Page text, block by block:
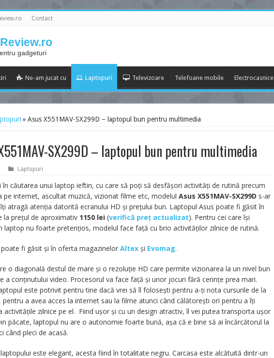
Contact
gadgeturi
Ne-am jucat cu Laptopuri Televizoare Telefoane mobile Electrocasnice
» Asus X551MAV-SX299D – laptopul bun pentru multimedia
SX299D – laptopul bun pentru multimedia
Laptopuri
în căutarea unui laptop ieftin, cu care să poți să desfășori activități de rutină precum
pe internet, ascultat muzică, vizionat filme etc, modelul Asus X551MAV-SX299D s-ar
atragă atenția datorită ecranului HD și prețului bun. Laptopul Asus poate fi găsit în
la prețul de aproximativ 1150 lei(verifică preț actualizat). Pentru cei care își
laptop nu foarte pretențios, modelul face față cu brio activităților zilnice de rutină.
fi găsit și în oferta magazinelor Altex și Evomag.
o diagonală destul de mare și o rezoluție HD care permite vizionarea la un nivel bun
a conținutului video. Procesorul va face față și unor jocuri fără cerințe prea mari.
este potrivit pentru tine dacă vrei să îl folosești pentru a-ți nota cursurile de la
pentru a avea acces la internet sau la filme atunci când călătorești ori pentru a îți
activitățile zilnice pe el. Fiind ușor și cu un design atractiv, îl vei putea transporta ușor
păcate, laptopul nu are o autonomie foarte bună, așa că e bine să ai încărcătorul la
când pleci de acasă.
este elegant, acesta fiind în totalitate negru. Carcasa este alcătuită dintr-un